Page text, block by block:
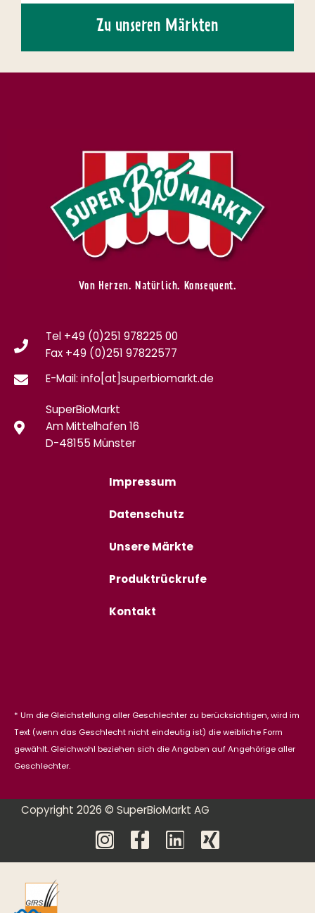
Zu unseren Märkten
Von Herzen. Natürlich. Konsequent.
Tel +49 (0)251 978225 00
Fax +49 (0)251 97822577
E-Mail: info[at]superbiomarkt.de
SuperBioMarkt
Am Mittelhafen 16
D-48155 Münster
Impressum
Datenschutz
Unsere Märkte
Produktrückrufe
Kontakt
* Um die Gleichstellung aller Geschlechter zu berücksichtigen, wird im
Text (wenn das Geschlecht nicht eindeutig ist) die weibliche Form
gewählt. Gleichwohl beziehen sich die Angaben auf Angehörige aller
Geschlechter.
Copyright 2026 © SuperBioMarkt AG